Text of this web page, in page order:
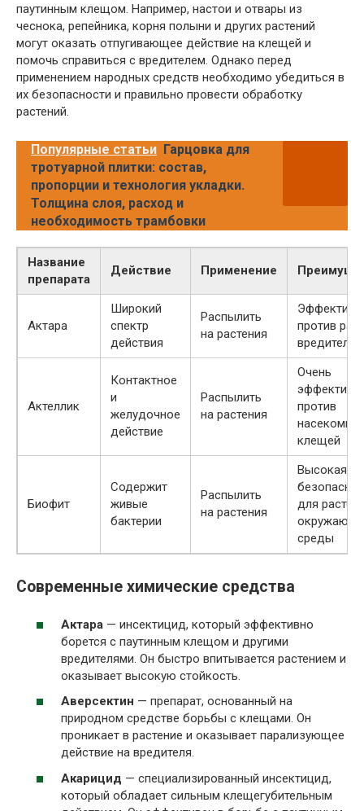
паутинным клещом. Например, настои и отвары из
чеснока, репейника, корня полыни и других растений
могут оказать отпугивающее действие на клещей и
помочь справиться с вредителем. Однако перед
применением народных средств необходимо убедиться в
их безопасности и правильно провести обработку
растений.
Популярные статьи Гарцовка для
тротуарной плитки: состав,
пропорции и технология укладки.
Толщина слоя, расход и
необходимость трамбовки
Название
препарата
Действие Применение
Актара
Широкий
спектр
действия
Распылить
на растения
против
вредителей
Актеллик
Контактное
и
желудочное
действие
Распылить
на растения
Очень
против
насекомых
клещей
Биофит
Содержит
живые
бактерии
Распылить
на растения
Высокая
для
среды
Современные химические средства
Актара — инсектицид, который эффективно
борется с паутинным клещом и другими
вредителями. Он быстро впитывается растением и
оказывает высокую стойкость.
Аверсектин — препарат, основанный на
природном средстве борьбы с клещами. Он
проникает в растение и оказывает парализующее
действие на вредителя.
Акарицид — специализированный инсектицид,
который обладает сильным клещегубительным